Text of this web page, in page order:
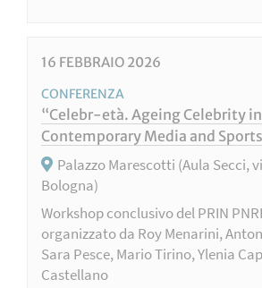
16 FEBBRAIO 2026
CONFERENZA
“Celebr‑età. Ageing Celebrity in
Contemporary Media and
Palazzo Marescotti (Aula Secci,
Bologna)
Workshop conclusivo del PRIN
organizzato da Roy Menarini,
Sara Pesce, Mario Tirino, Ylenia
Castellano